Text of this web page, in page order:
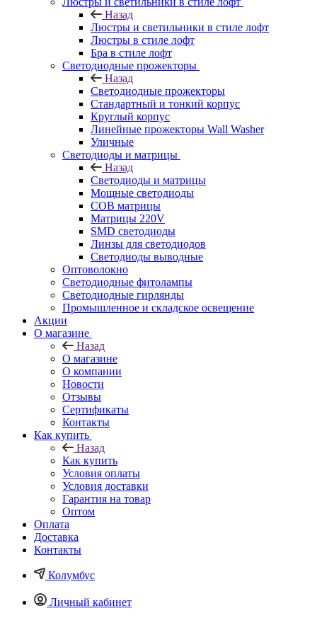
Назад
Люстры и светильники в стиле лофт
Люстры в стиле лофт
Бра в стиле лофт
Светодиодные прожекторы
Назад
Светодиодные прожекторы
Стандартный и тонкий корпус
Круглый корпус
Линейные прожекторы Wall Washer
Уличные
Светодиоды и матрицы
Назад
Светодиоды и матрицы
Мощные светодиоды
COB матрицы
Матрицы 220V
SMD светодиоды
Линзы для светодиодов
Светодиоды выводные
Оптоволокно
Светодиодные фитолампы
Светодиодные гирлянды
Промышленное и складское освещение
Акции
О магазине
Назад
О магазине
О компании
Новости
Отзывы
Сертификаты
Контакты
Как купить
Назад
Как купить
Условия оплаты
Условия доставки
Гарантия на товар
Оптом
Оплата
Доставка
Контакты
Колумбус
Личный кабинет